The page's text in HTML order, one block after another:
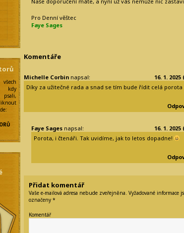
kdy
Pro Denní věštec
Faye Sages
Komentáře
Michelle Corbin napsal:
16. 1. 2025
Díky za užitečné rada a snad se tím bude řídit celá porota
Faye Sages napsal:
16. 1. 2025
Porota, i čtenáři. Tak uvidíme, jak to letos dopadne!
Přidat komentář
Vaše e-mailová adresa nebude zveřejněna. Vyžadované informace
označeny *
Komentář